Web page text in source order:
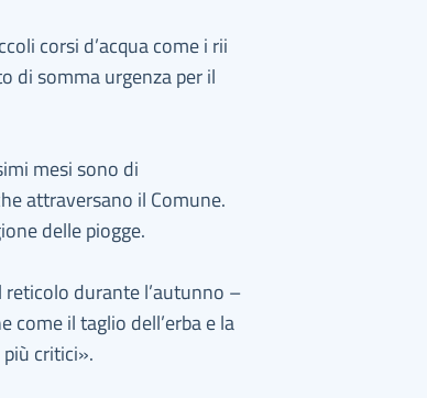
corsi d’acqua come i rii
di somma urgenza per il
mesi sono di
attraversano il Comune.
delle piogge.
durante l’autunno –
come il taglio dell’erba e la
critici».